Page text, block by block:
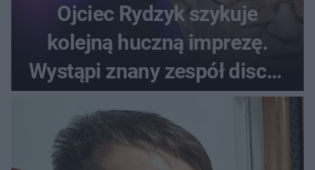
Ojciec Rydzyk szykuje
kolejną huczną imprezę.
Wystąpi znany zespół disco-
polo